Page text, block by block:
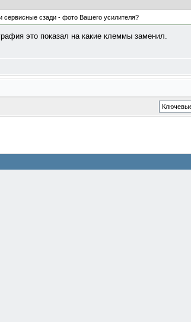
сервисные сзади - фото Вашего усилителя?
это показал на какие клеммы заменил.